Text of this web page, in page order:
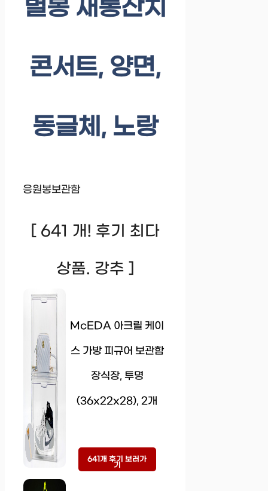
별봉 재롱잔치
콘서트, 양면,
동글체, 노랑
응원봉보관함
[ 641 개! 후기 최다
상품. 강추 ]
McEDA 아크릴 케이
스 가방 피규어 보관함
장식장, 투명
(36x22x28), 2개
641개 후기 보러가
기